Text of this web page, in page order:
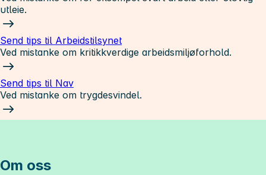
utleie.
Send tips til Arbeidstilsynet
Ved mistanke om kritikkverdige arbeidsmiljøforhold.
Send tips til Nav
Ved mistanke om trygdesvindel.
Om oss